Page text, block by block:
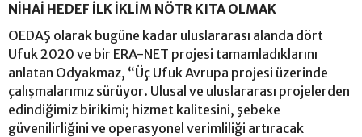
NİHAİ HEDEF İLK İKLİM NÖTR KITA OLMAK
OEDAŞ olarak bugüne kadar uluslararası alanda dört
Ufuk 2020 ve bir ERA-NET projesi tamamladıklarını
anlatan Odyakmaz, “Üç Ufuk Avrupa projesi üzerinde
çalışmalarımız sürüyor. Ulusal ve uluslararası projelerden
edindiğimiz birikimi; hizmet kalitesini, şebeke
güvenilirliğini ve operasyonel verimliliği artıracak